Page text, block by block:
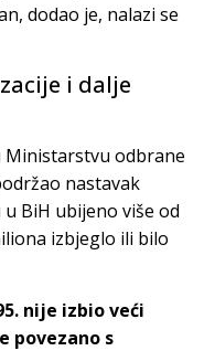
dodao je, nalazi se
i dalje
odbrane
nastavak
BiH ubijeno više od
izbjeglo ili bilo
nije izbio veći
povezano s